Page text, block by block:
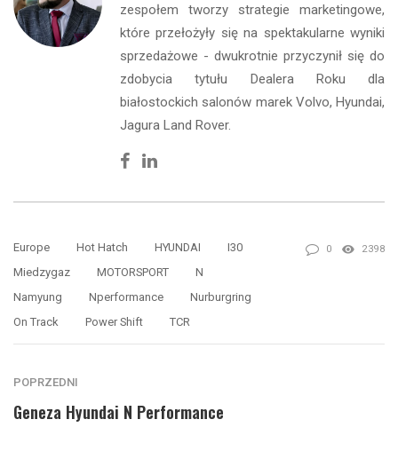
zespołem tworzy strategie marketingowe,
które przełożyły się na spektakularne wyniki
sprzedażowe - dwukrotnie przyczynił się do
zdobycia tytułu Dealera Roku dla
białostockich salonów marek Volvo, Hyundai,
Jagura Land Rover.
Facebook
Linkedin
Europe Hot Hatch HYUNDAI
I30
Miedzygaz
MOTORSPORT
N
Namyung
Nperformance
Nurburgring
On Track
Power Shift TCR
0 2398
POPRZEDNI
Geneza Hyundai N Performance